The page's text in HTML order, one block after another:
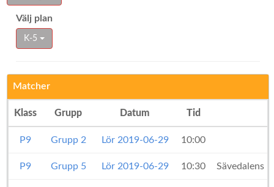
Välj plan
K-5
Matcher
Klass Grupp Datum Tid
P9 Grupp 2 Lör 2019-06-29 10:00
P9 Grupp 5 Lör 2019-06-29 10:30 Sävedalens